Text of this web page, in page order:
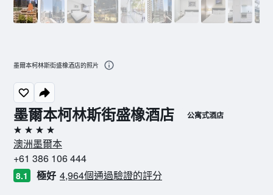
墨爾本柯林斯街盛橡酒店 公寓式酒店
4星級
澳洲墨爾本
+61 386 106 444
8.1 極好 4,964個通過驗證的評分
墨爾本柯林斯街盛橡酒店的照片